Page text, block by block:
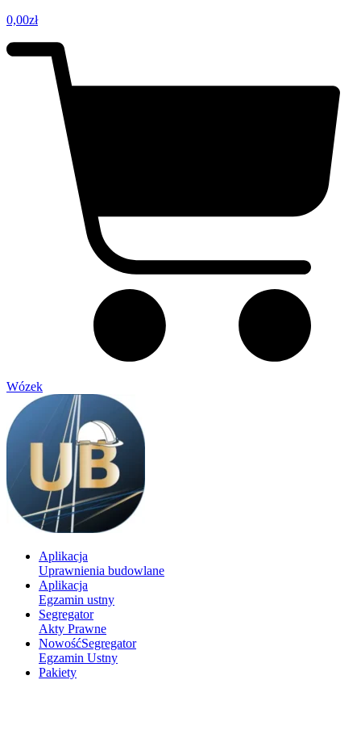
0,00zł
Wózek
Aplikacja
Uprawnienia budowlane
Aplikacja
Egzamin ustny
Segregator
Akty Prawne
NowośćSegregator
Egzamin Ustny
Pakiety